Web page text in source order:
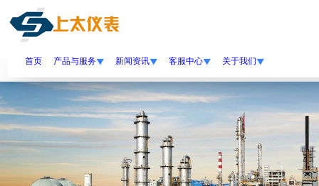
首页 产品与服务▼ 新闻资讯▼ 客服中心▼ 关于我们▼
//banner